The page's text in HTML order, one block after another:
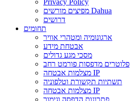
Privacy Policy
מפיצים מורשים Dahua
דרושים
תחומים
ארגונומיה ומטהרי אוויר
אבטחת מידע
מסכי מגע גדולים
פלוטרים מדפסות פורמט רחב
מצלמות אבטחה IP
תשתיות תקשורת וטלפוניה
מצלמות אבטחה IP
פתרונות הדפסה וגימור